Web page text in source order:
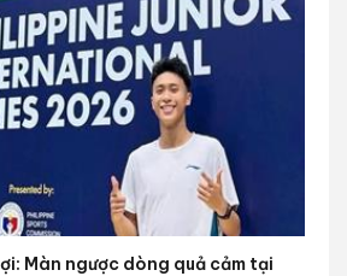
Màn ngược dòng quả cảm tại